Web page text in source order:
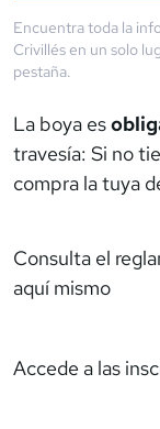
Encuentra toda la
Crivillés en un solo
pestaña.
La boya es
travesía: Si no
compra la tuya
Consulta el
aquí mismo
Accede a las